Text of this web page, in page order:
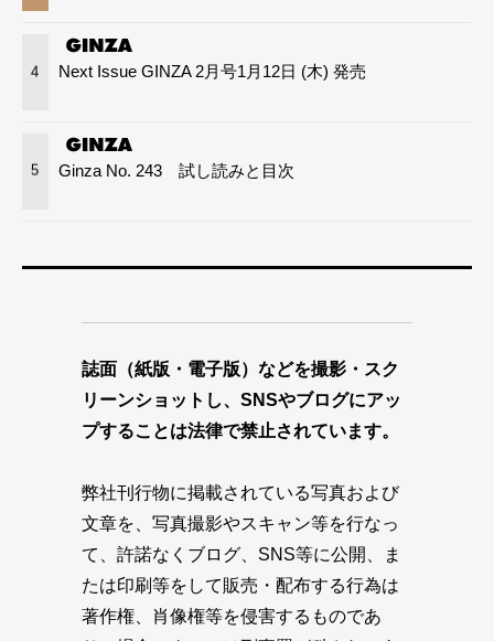
4 Next Issue GINZA 2月号1月12日 (木) 発売
5 Ginza No. 243 試し読みと目次
誌面（紙版・電子版）などを撮影・スク
リーンショットし、SNSやブログにアッ
プすることは法律で禁止されています。
弊社刊行物に掲載されている写真および
文章を、写真撮影やスキャン等を行なっ
て、許諾なくブログ、SNS等に公開、ま
たは印刷等をして販売・配布する行為は
著作権、肖像権等を侵害するものであ